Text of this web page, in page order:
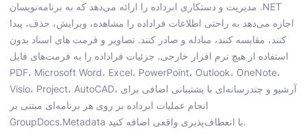
مدیریت و دستکاری ابرداده را ارائه می‌دهد که به برنامه‌نویسان .NET
اجازه می‌دهد به راحتی اطلاعات فراداده را مشاهده، ویرایش، حذف، پیدا
کنند، مقایسه کنند، مبادله و صادر کنند. تصاویر و فرمت های اسناد بدون
استفاده از هیچ نرم افزار خارجی. جزئیات فراداده را به فرمت‌های فایل
PDF، Microsoft Word، Excel، PowerPoint، Outlook، OneNote،
Visio، Project، AutoCAD، آرشیو و چندرسانه‌ای با پشتیبانی اضافی برای
انجام عملیات ابرداده بر روی هر برنامه‌ای مبتنی بر
GroupDocs.Metadata با انعطاف‌پذیری واقعی اضافه کنید.